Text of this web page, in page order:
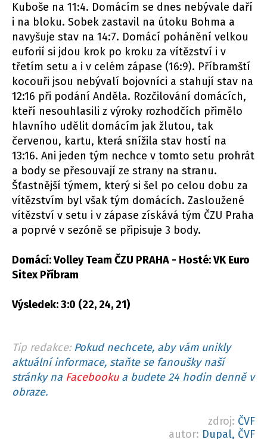
Kuboše na 11:4. Domácím se dnes nebývale daří
i na bloku. Sobek zastavil na útoku Bohma a
navyšuje stav na 14:7. Domácí pohánění velkou
euforií si jdou krok po kroku za vítězství i v
třetím setu a i v celém zápase (16:9). Příbramští
kocouři jsou nebývalí bojovníci a stahují stav na
12:16 při podání Anděla. Rozčilování domácích,
kteří nesouhlasili z výroky rozhodčích přimělo
hlavního udělit domácím jak žlutou, tak
červenou, kartu, která snížila stav hostí na
13:16. Ani jeden tým nechce v tomto setu prohrát
a body se přesouvají ze strany na stranu.
Šťastnější týmem, který si šel po celou dobu za
vítězstvím byl však tým domácích. Zasloužené
vítězství v setu i v zápase získává tým ČZU Praha
a poprvé v sezóně se připisuje 3 body.
Domácí: Volley Team ČZU PRAHA - Hosté: VK Euro
Sitex Příbram
Výsledek: 3:0 (22, 24, 21)
Tip redakce: Pokud nechcete, aby vám unikly
aktuální informace, staňte se fanoušky naší
stránky na Facebookua budete 24 hodin denně v
obraze.
zdroj: ČVF
autor: Dupal, ČVF